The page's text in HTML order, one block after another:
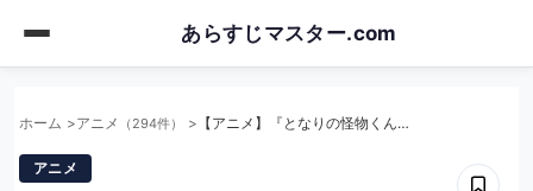
content
あらすじマスター.com
ホーム アニメ （294件） 【アニメ】『となりの怪物くん』キャスト・声優一覧とあらすじを徹底解説
アニメ